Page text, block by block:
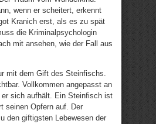
wenn er scheitert, erkennt
Kranich erst, als es zu spät
die Kriminalpsychologin
mit ansehen, wie der Fall aus
mit dem Gift des Steinfischs.
Vollkommen angepasst an
er sich aufhält. Ein Steinfisch ist
seinen Opfern auf. Der
den giftigsten Lebewesen der